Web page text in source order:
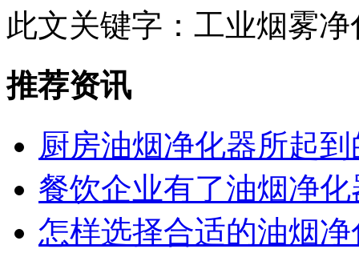
此文关键字： 工业烟雾
推荐资讯
厨房油烟净化器所起
餐饮企业有了油烟净
怎样选择合适的油烟